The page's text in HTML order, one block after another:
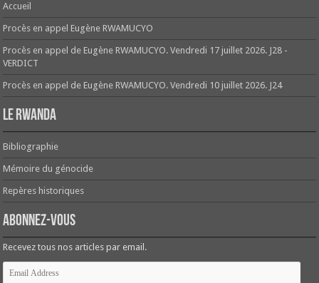
Accueil
Procès en appel Eugène RWAMUCYO
Procès en appel de Eugène RWAMUCYO. Vendredi 17 juillet 2026. J28 -
VERDICT
Procès en appel de Eugène RWAMUCYO. Vendredi 10 juillet 2026. J24
Le Rwanda
Bibliographie
Mémoire du génocide
Repères historiques
Abonnez-vous
Recevez tous nos articles par email.
Email
Address